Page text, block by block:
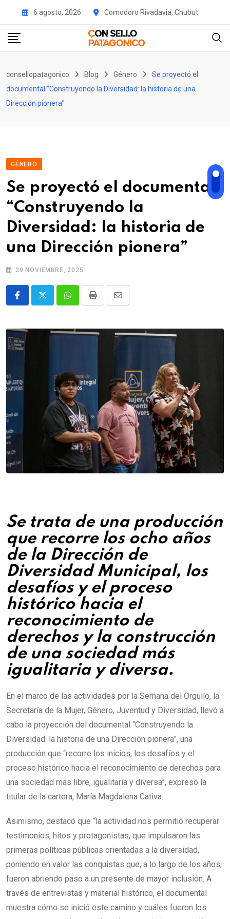
content
6 agosto, 2026 Comodoro Rivadavia, Chubut
consellopatagonico Blog Género
Se proyectó el
documental “Construyendo la Diversidad: la historia de una
Dirección pionera”
GÉNERO
Se proyectó el documental
“Construyendo la
Diversidad: la historia de
una Dirección pionera”
29 NOVIEMBRE, 2025
WhatsappPrint
Share
Email
Se trata de una producción
que recorre los ocho años
de la Dirección de
Diversidad Municipal, los
desafíos y el proceso
histórico hacia el
reconocimiento de
derechos y la construcción
de una sociedad más
igualitaria y diversa.
En el marco de las actividades por la Semana del Orgullo, la
Secretaría de la Mujer, Género, Juventud y Diversidad, llevó a
cabo la proyección del documental “Construyendo la
Diversidad: la historia de una Dirección pionera”, una
producción que “recorre los inicios, los desafíos y el
proceso histórico hacia el reconocimiento de derechos para
una sociedad más libre, igualitaria y diversa”, expresó la
titular de la cartera, María Magdalena Cativa.
Asimismo, destacó que “la actividad nos permitió recuperar
testimonios, hitos y protagonistas, que impulsaron las
primeras políticas públicas orientadas a la diversidad,
poniendo en valor las conquistas que, a lo largo de los años,
fueron abriendo paso a un presente de mayor inclusión. A
través de entrevistas y material histórico, el documental
muestra cómo se inició este camino y cuáles fueron los